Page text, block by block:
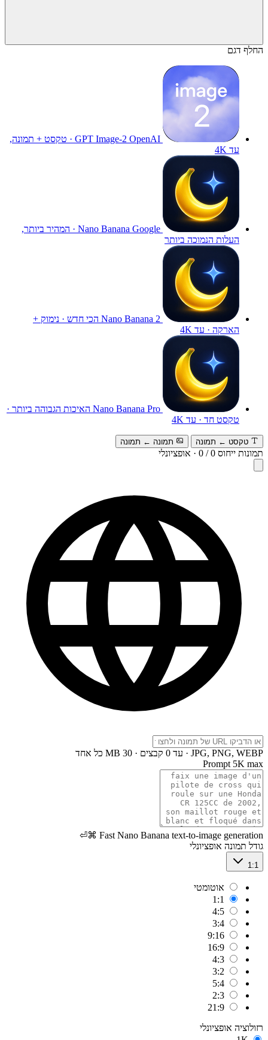
החלף דגם
GPT Image-2 OpenAI · טקסט + תמונה,
עד 4K
Nano Banana Google · המהיר ביותר,
העלות הנמוכה ביותר
Nano Banana 2 הכי חדש · נימוק +
הארקה · עד 4K
Nano Banana Pro האיכות הגבוהה ביותר ·
טקסט חד · עד 4K
טקסט ← תמונה תמונה ← תמונה
תמונות ייחוס 0
/
0
· אופציונלי
JPG, PNG, WEBP · עד 0 קבצים · 30 MB כל אחד
Prompt 5K max
Fast Nano Banana text-to-image generation
⌘⏎
גודל תמונה אופציונלי
1:1
אוטומטי
1:1
4:5
3:4
9:16
16:9
4:3
3:2
5:4
2:3
21:9
רזולוציה אופציונלי